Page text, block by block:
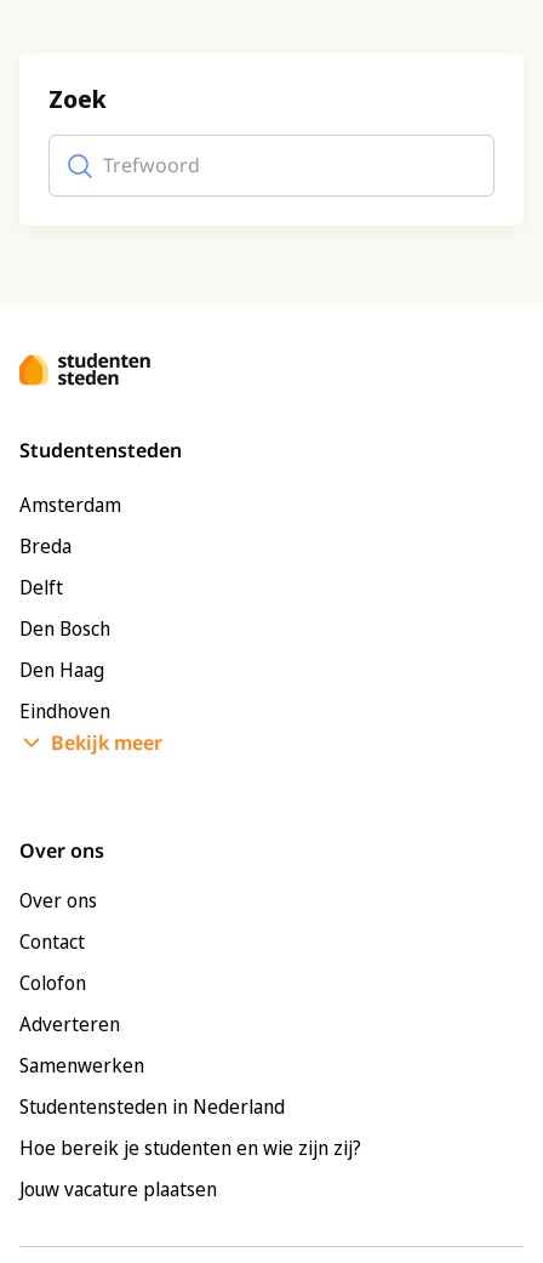
Zoek
Trefwoord
Studentensteden
Amsterdam
Breda
Delft
Den Bosch
Den Haag
Eindhoven
Enschede
Bekijk meer
Over ons
Over ons
Contact
Colofon
Adverteren
Samenwerken
Studentensteden in Nederland
Hoe bereik je studenten en wie zijn zij?
Jouw vacature plaatsen